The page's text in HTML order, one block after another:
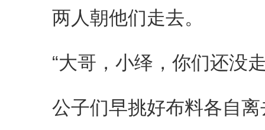
两人朝他们走去。
“大哥，小绎，你们还没走
公子们早挑好布料各自离